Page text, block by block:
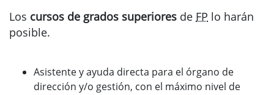
Los cursos de grados superiores de FP lo harán
posible.
Asistente y ayuda directa para el órgano de
dirección y/o gestión, con el máximo nivel de